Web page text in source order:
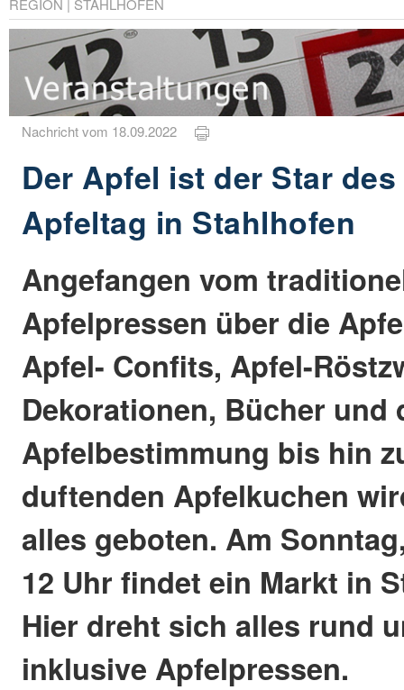
REGION | STAHLHOFEN
Nachricht vom 18.09.2022
Der Apfel ist der Star des
Apfeltag in Stahlhofen
Angefangen vom
Apfelpressen über die
Apfel- Confits, Apfel-
Dekorationen, Bücher und
Apfelbestimmung bis hin
duftenden Apfelkuchen
alles geboten. Am
12 Uhr findet ein Markt in
Hier dreht sich alles rund
inklusive Apfelpressen.